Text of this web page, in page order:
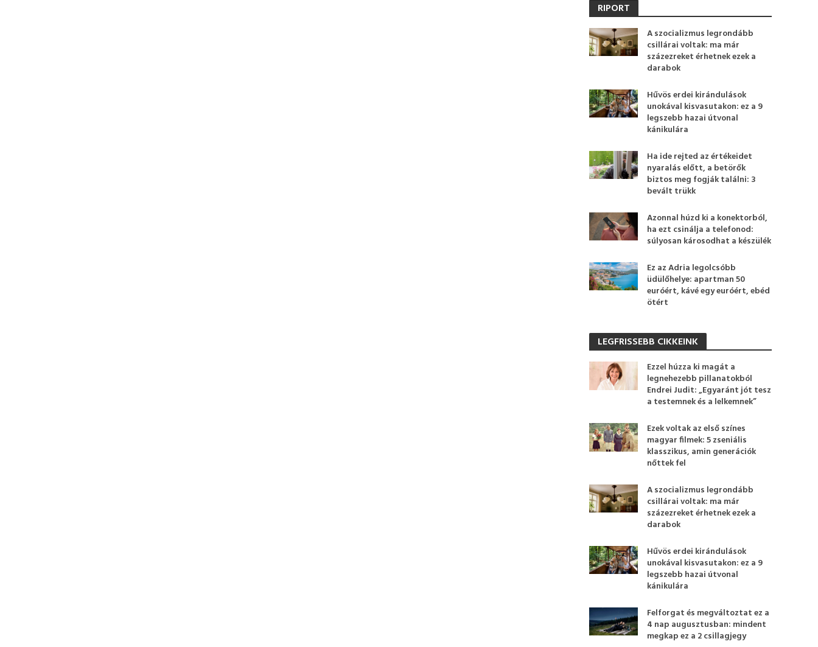
RIPORT
A szocializmus legrondább
csillárai voltak: ma már
százezreket érhetnek ezek a
darabok
Hűvös erdei kirándulások
unokával kisvasutakon: ez a 9
legszebb hazai útvonal
kánikulára
Ha ide rejted az értékeidet
nyaralás előtt, a betörők
biztos meg fogják találni: 3
bevált trükk
Azonnal húzd ki a konektorból,
ha ezt csinálja a telefonod:
súlyosan károsodhat a készülék
Ez az Adria legolcsóbb
üdülőhelye: apartman 50
euróért, kávé egy euróért, ebéd
ötért
LEGFRISSEBB CIKKEINK
Ezzel húzza ki magát a
legnehezebb pillanatokból
Endrei Judit: „Egyaránt jót tesz
a testemnek és a lelkemnek”
Ezek voltak az első színes
magyar filmek: 5 zseniális
klasszikus, amin generációk
nőttek fel
A szocializmus legrondább
csillárai voltak: ma már
százezreket érhetnek ezek a
darabok
Hűvös erdei kirándulások
unokával kisvasutakon: ez a 9
legszebb hazai útvonal
kánikulára
Felforgat és megváltoztat ez a
4 nap augusztusban: mindent
megkap ez a 2 csillagjegy